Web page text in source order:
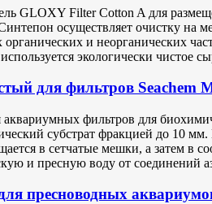
GLOXY Filter Cotton A для
осуществляет очистку на
и неорганических
экологически чистое
для фильтров Seachem
фильтров для
субстрат фракцией до 10
в сетчатые мешки, а затем в
и пресную воду от соединений
пресноводных